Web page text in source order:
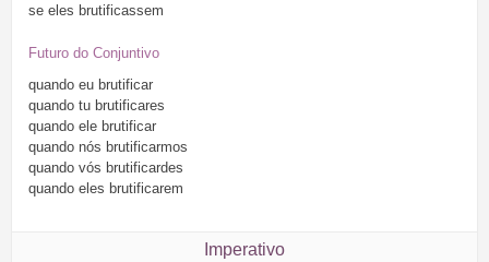
se eles brutificassem
Futuro do Conjuntivo
quando eu brutificar
quando tu brutificares
quando ele brutificar
quando nós brutificarmos
quando vós brutificardes
quando eles brutificarem
Imperativo